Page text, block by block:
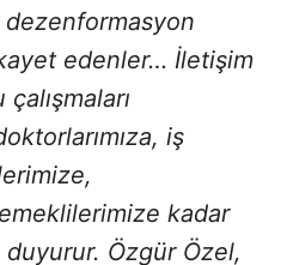
dezenformasyon
edenler… İletişim
çalışmaları
iş
kadar
duyurur. Özgür Özel,